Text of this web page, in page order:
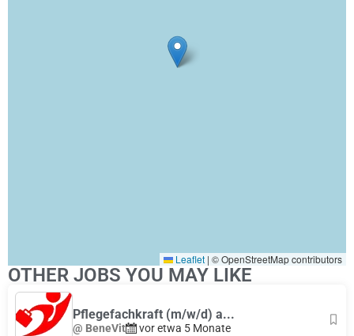
Leaflet | © OpenStreetMap contributors
OTHER JOBS YOU MAY LIKE
Pflegefachkraft (m/w/d) a...
@ BeneVit vor etwa 5 Monate